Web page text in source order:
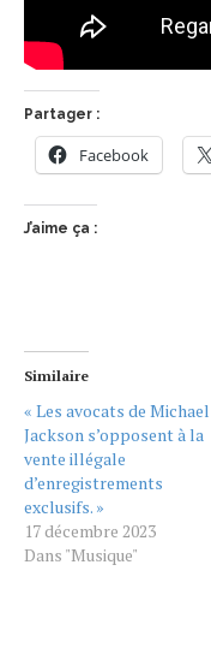
Partager :
Facebook
J’aime ça :
Similaire
« Les avocats de Michael
Jackson s’opposent à la
vente illégale
d’enregistrements
exclusifs. »
17 décembre 2023
Dans "Musique"